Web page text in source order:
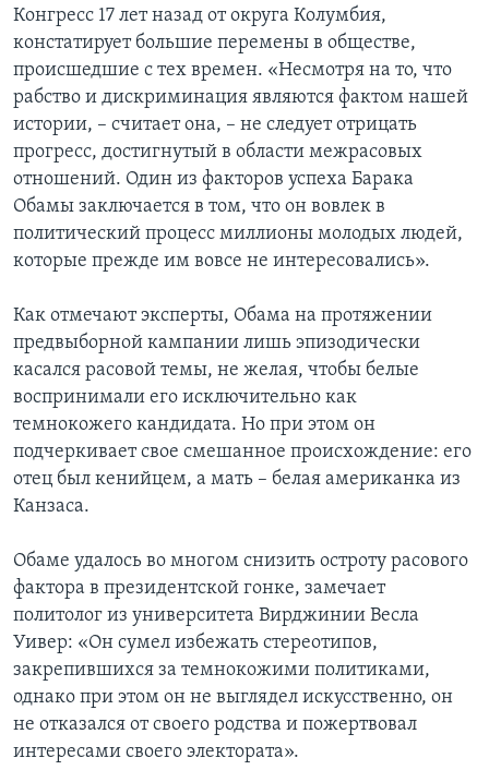
Конгресс 17 лет назад от округа Колумбия,
констатирует большие перемены в обществе,
происшедшие с тех времен. «Несмотря на то, что
рабство и дискриминация являются фактом нашей
истории, – считает она, – не следует отрицать
прогресс, достигнутый в области межрасовых
отношений. Один из факторов успеха Барака
Обамы заключается в том, что он вовлек в
политический процесс миллионы молодых людей,
которые прежде им вовсе не интересовались».
Как отмечают эксперты, Обама на протяжении
предвыборной кампании лишь эпизодически
касался расовой темы, не желая, чтобы белые
воспринимали его исключительно как
темнокожего кандидата. Но при этом он
подчеркивает свое смешанное происхождение: его
отец был кенийцем, а мать – белая американка из
Канзаса.
Обаме удалось во многом снизить остроту расового
фактора в президентской гонке, замечает
политолог из университета Вирджинии Весла
Уивер: «Он сумел избежать стереотипов,
закрепившихся за темнокожими политиками,
однако при этом он не выглядел искусственно, он
не отказался от своего родства и пожертвовал
интересами своего электората».